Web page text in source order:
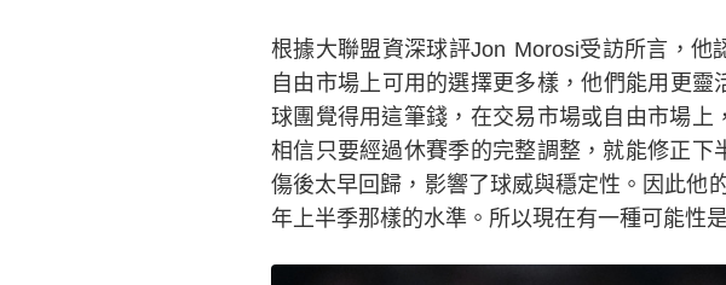
根據大聯盟資深球評Jon Morosi受訪所言，
自由市場上可用的選擇更多樣，他們能用更
球團覺得用這筆錢，在交易市場或自由市場
相信只要經過休賽季的完整調整，就能修正
傷後太早回歸，影響了球威與穩定性。因此他
年上半季那樣的水準。所以現在有一種可能性